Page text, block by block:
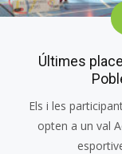
Últimes
Els i les
opten a un val